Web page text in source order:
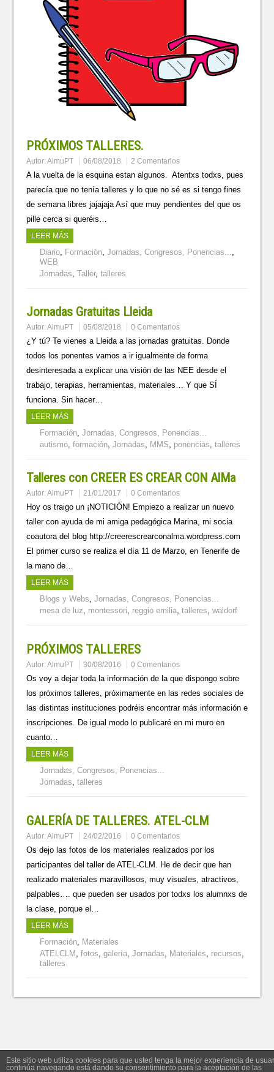
PRÓXIMOS TALLERES.
Autor:AlmuPT 06/08/2018 2 Comentarios
A la vuelta de la esquina estan algunos. Atentxs todxs, pues
parecía que no tenía talleres y lo que no sé es si tengo fines
de semana libres jajajaja Así que muy pendientes del que os
pille cerca si queréis…
LEER MÁS
Diario, Formación, Jornadas, Congresos, Ponencias...
WEB
Jornadas Taller, talleres
Jornadas Gratuitas Lleida
Autor:AlmuPT 05/08/2018 0 Comentarios
¿Y tú? Te vienes a Lleida a las jornadas gratuitas. Donde
todos los ponentes vamos a ir igualmente de forma
desinteresada a explicar una visión de las NEE desde el
trabajo, terapias, herramientas, materiales… Y que SÍ
funciona. Sin hacer…
LEER MÁS
Formación, Jornadas, Congresos, Ponencias...
autismo, formación, Jornadas, MMS, ponencias, talleres
Talleres con CREER ES CREAR CON AlMa
Autor:AlmuPT 21/01/2017 0 Comentarios
Hoy os traigo un ¡NOTICIÓN! Empiezo a realizar un nuevo
taller con ayuda de mi amiga pedagógica Marina, mi socia
coautora del blog http://creerescrearconalma.wordpress.com
El primer curso se realiza el día 11 de Marzo, en Tenerife de
la mano de…
LEER MÁS
Blogs y Webs, Jornadas, Congresos, Ponencias...
mesa de luz, montessori, reggio emilia, talleres, waldorf
PRÓXIMOS TALLERES
Autor:AlmuPT 30/08/2016 0 Comentarios
Os voy a dejar toda la información de la que dispongo sobre
los próximos talleres, próximamente en las redes sociales de
las distintas instituciones podréis encontrar más información e
inscripciones. De igual modo lo publicaré en mi muro en
cuanto…
LEER MÁS
Jornadas, Congresos, Ponencias...
Jornadas, talleres
GALERÍA DE TALLERES. ATEL-CLM
Autor:AlmuPT 24/02/2016 0 Comentarios
Os dejo las fotos de los materiales realizados por los
participantes del taller de ATEL-CLM. He de decir que han
realizado materiales maravillosos, muy visuales, atractivos,
palpables…. que pueden ser usados por todxs los alumnxs de
la clase, porque el…
LEER MÁS
Formación, Materiales
ATELCLM , fotos, galería, Jornadas, Materiales, recursos,
talleres
Este sitio web utiliza cookies para que usted tenga la mejor experiencia de
continúa navegando está dando su consentimiento para la aceptación de las